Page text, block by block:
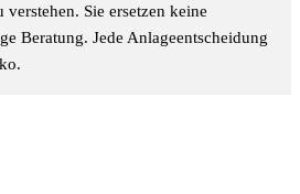
Sie ersetzen keine
Beratung. Jede Anlageentscheidung